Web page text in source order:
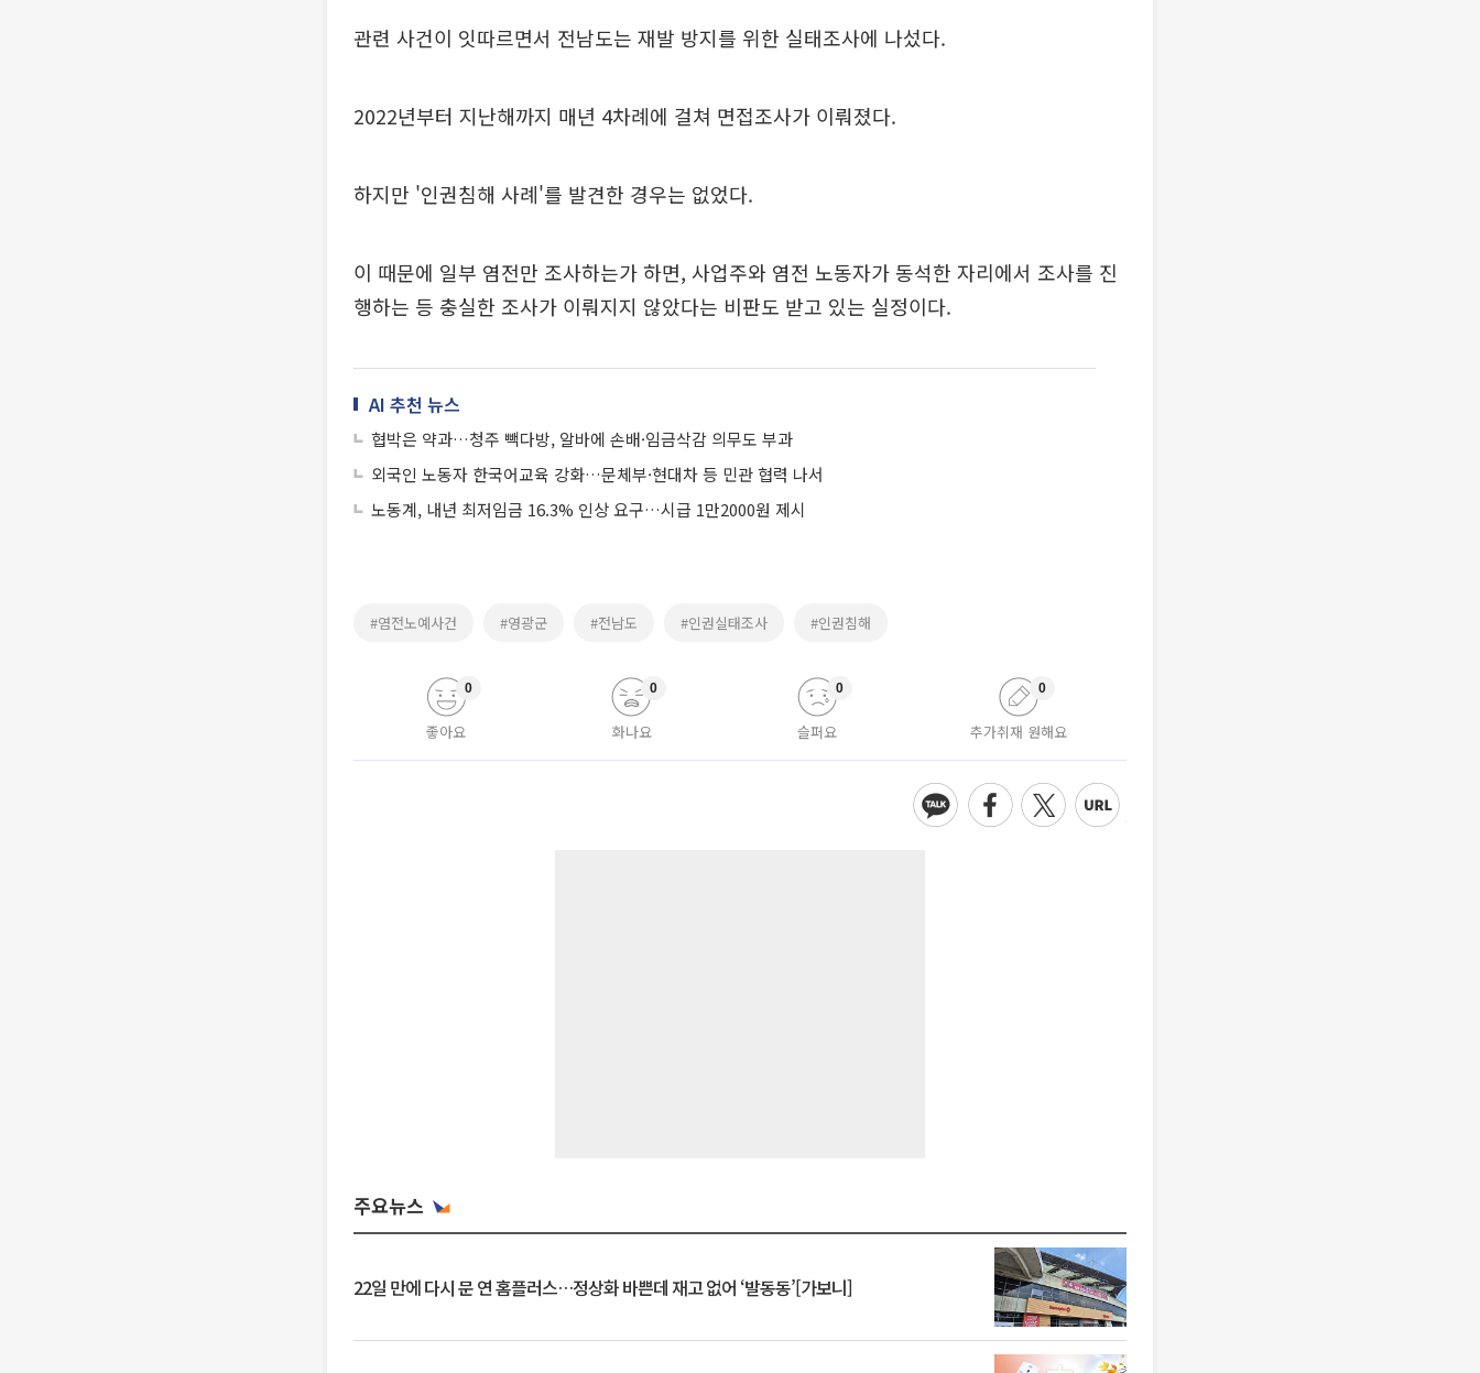
관련 사건이 잇따르면서 전남도는 재발 방지를 위한 실태조사에 나섰다.
2022년부터 지난해까지 매년 4차례에 걸쳐 면접조사가 이뤄졌다.
하지만 '인권침해 사례'를 발견한 경우는 없었다.
이 때문에 일부 염전만 조사하는가 하면, 사업주와 염전 노동자가 동석한 자리에서 조사를 진
행하는 등 충실한 조사가 이뤄지지 않았다는 비판도 받고 있는 실정이다.
AI 추천 뉴스
협박은 약과…청주 빽다방, 알바에 손배·임금삭감 의무도 부과
외국인 노동자 한국어교육 강화…문체부·현대차 등 민관 협력 나서
노동계, 내년 최저임금 16.3% 인상 요구…시급 1만2000원 제시
#염전노예사건 #영광군 #전남도 #인권실태조사 #인권침해
좋아요
0
화나요
0
슬퍼요
0
추가취재 원해요
0
주요뉴스
22일 만에 다시 문 연 홈플러스…정상화 바쁜데 재고 없어 ‘발동동’[가보니]